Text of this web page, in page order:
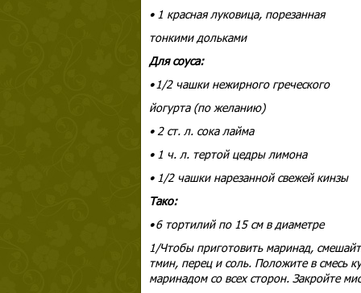
• 1 красная луковица, порезанная
тонкими дольками
Для соуса:
• 1/2 чашки нежирного греческого
йогурта (по желанию)
• 2 ст. л. сока лайма
• 1 ч. л. тертой цедры лимона
• 1/2 чашки нарезанной свежей кинзы
Тако:
• 6 тортилий по 15 см в диаметре
1/Чтобы приготовить маринад,
тмин, перец и соль. Положите в смесь
маринадом со всех сторон. Закройте